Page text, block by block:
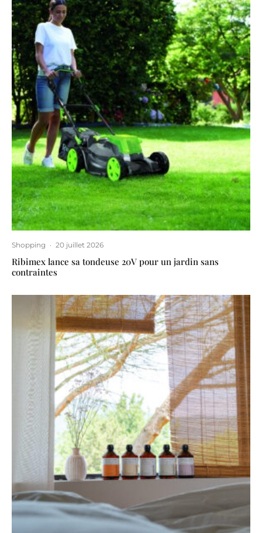
Shopping · 20 juillet 2026
Ribimex lance sa tondeuse 20V pour un jardin sans
contraintes